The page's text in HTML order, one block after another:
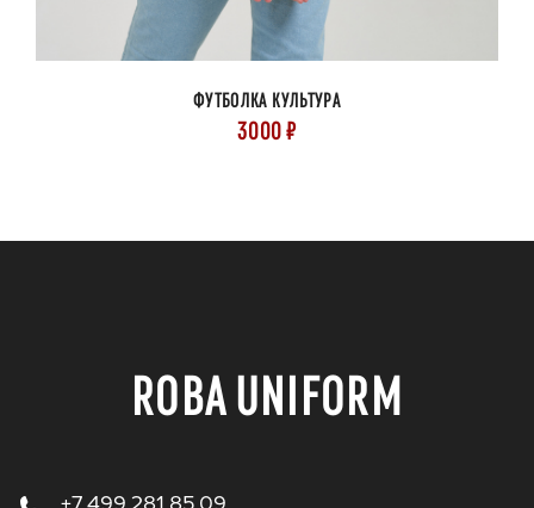
ФУТБОЛКА КУЛЬТУРА
3000 ₽
ROBA UNIFORM